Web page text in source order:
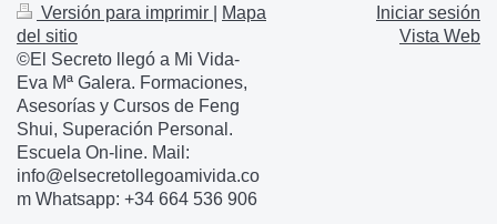
Versión para imprimir
Mapa
del sitio
©El Secreto llegó a Mi Vida-
Eva Mª Galera. Formaciones,
Asesorías y Cursos de Feng
Shui, Superación Personal.
Escuela On-line. Mail:
info@elsecretollegoamivida.co
m Whatsapp: +34 664 536 906
Iniciar sesión
Vista Web